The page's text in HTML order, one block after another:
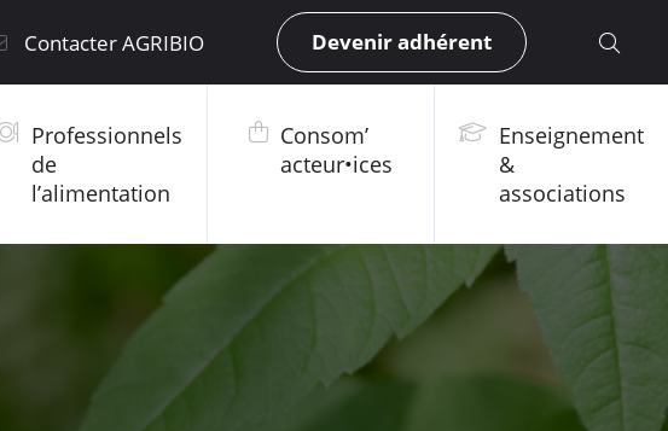
Contacter AGRIBIO Devenir adhérent
Professionnels
de
l’alimentation
Consom’
acteur•ices
Enseignement
&
associations